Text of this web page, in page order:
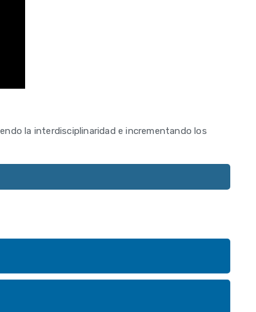
la interdisciplinaridad e incrementando los